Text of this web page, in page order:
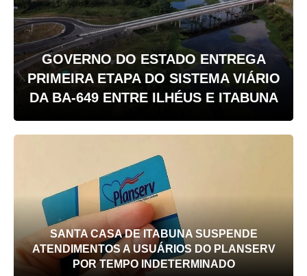
GOVERNO DO ESTADO ENTREGA
PRIMEIRA ETAPA DO SISTEMA VIÁRIO
DA BA-649 ENTRE ILHÉUS E ITABUNA
SANTA CASA DE ITABUNA SUSPENDE
ATENDIMENTOS A USUÁRIOS DO PLANSERV
POR TEMPO INDETERMINADO